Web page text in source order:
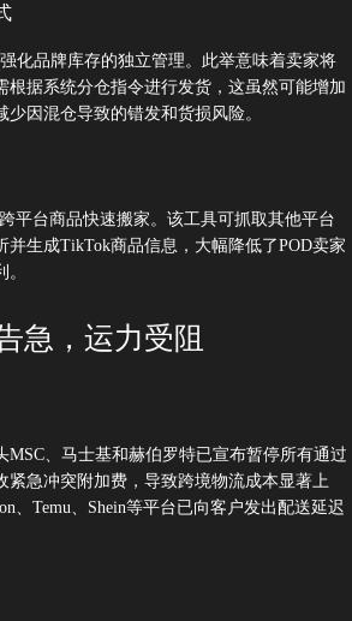
化品牌库存的独立管理。此举意味着卖家将
据系统分仓指令进行发货，这虽然可能增加
因混仓导致的错发和货损风险。
平台商品快速搬家。该工具可抓取其他平台
并生成TikTok商品信息，大幅降低了POD卖家
急，运力受阻
、马士基和赫伯罗特已宣布暂停所有通过
急冲突附加费，导致跨境物流成本显著上
、Temu、Shein等平台已向客户发出配送延迟